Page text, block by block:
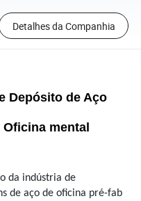
Detalhes da Companhia
Depósito de Aço
mental
da indústria de
de aço de oficina pré-fab